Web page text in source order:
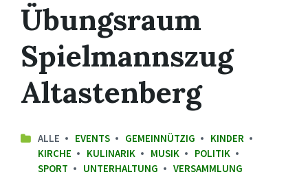
Übungsraum
Spielmannszug
Altastenberg
ALLE EVENTS GEMEINNÜTZIG
KINDER
KIRCHE
KULINARIK MUSIK
POLITIK
SPORT
UNTERHALTUNG VERSAMMLUNG